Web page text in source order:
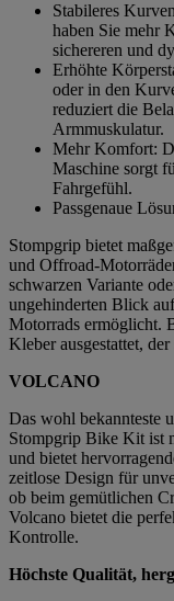
Stabileres
haben Sie mehr
sichereren und
Erhöhte
oder in den
reduziert die
Armmuskulatur.
Mehr Komfort:
Maschine sorgt
Fahrgefühl.
Passgenaue
Stompgrip bietet
und Offroad-
schwarzen Variante
ungehinderten Blick
Motorrads ermöglicht.
Kleber ausgestattet,
VOLCANO
Das wohl bekannteste
Stompgrip Bike Kit ist
und bietet
zeitlose Design für
ob beim gemütlichen
Volcano bietet die
Kontrolle.
Höchste Qualität,